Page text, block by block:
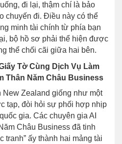
đi lại, thậm chí là bảo
chuyến đi. Điều này có thể
minh tài chính từ phía bạn
bộ hồ sơ phải thể hiện được
thể chối cãi giữa hai bên.
Tờ Cùng Dịch Vụ Làm
Thân Năm Châu Business
New Zealand giống như một
tạp, đòi hỏi sự phối hợp nhịp
gia. Các chuyên gia AI
Châu Business đã tinh
tranh” ấy thành hai mảng tài